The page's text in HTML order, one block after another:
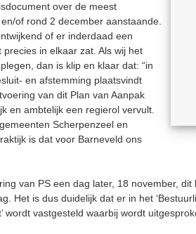
over de meest
of rond 2 december aanstaande.
of er inderdaad een
in elkaar zat. Als wij het
dan is klip en klaar dat: “in
en afstemming plaatsvindt
van dit Plan van Aanpak
en ambtelijk een regierol vervult.
Scherpenzeel en
is dat voor Barneveld ons
van PS een dag later, 18 november,
Het is dus duidelijk dat er in het
wordt vastgesteld waarbij wordt